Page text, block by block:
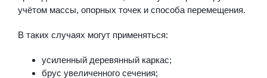
учётом массы, опорных точек и способа перемещения.
В таких случаях могут применяться:
усиленный деревянный каркас;
брус увеличенного сечения;